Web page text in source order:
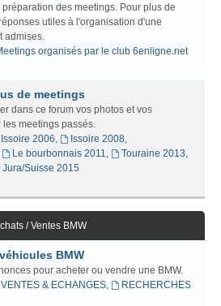
des meetings. Pour plus de
utiles à l'organisation d'une
admises.
organisés par le club 6enligne.net
de meetings
dans ce forum vos photos et vos
meetings passés.
Issoire 2006, Issoire 2008,
Le bourbonnais 2011, Touraine 2013,
Jura/Suisse 2015
/ Ventes BMW
BMW
pour acheter ou vendre une BMW.
VENTES & ECHANGES,
RECHERCHES